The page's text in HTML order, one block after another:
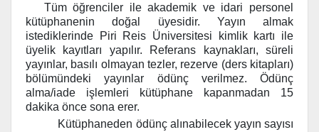
Tüm öğrenciler ile akademik ve idari personel
kütüphanenin doğal üyesidir. Yayın almak
istediklerinde Piri Reis Üniversitesi kimlik kartı ile
üyelik kayıtları yapılır. Referans kaynakları, süreli
yayınlar, basılı olmayan tezler, rezerve (ders kitapları)
bölümündeki yayınlar ödünç verilmez. Ödünç
alma/iade işlemleri kütüphane kapanmadan 15
dakika önce sona erer.
Kütüphaneden ödünç alınabilecek yayın sayısı